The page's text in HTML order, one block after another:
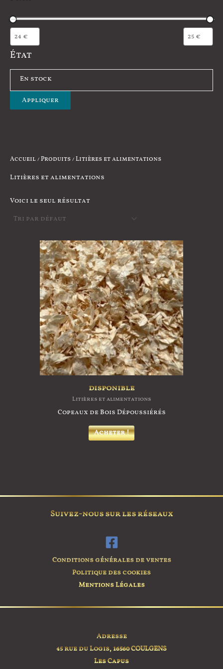
État
t
En stock
Appliquer
Accueil/Produits/ Litières et alimentations
Litières et alimentations
Voici le seul résultat
disponible
Litières et alimentations
Copeaux de Bois Dépoussiérés
Acheter !
Suivez-nous sur les réseaux
Conditions générales de ventes
Politique des cookies
Mentions Légales
Adresse
45 rue du Logis, 16560 COULGENS
Les Capus